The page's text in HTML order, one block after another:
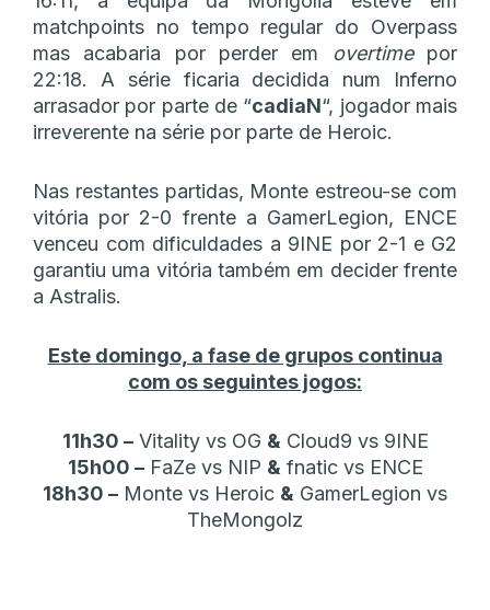
matchpoints no tempo regular do Overpass
mas acabaria por perder em
overtimepor
22:18. A série ficaria decidida num Inferno
arrasador por parte de “cadiaN“, jogador mais
irreverente na série por parte de Heroic.
Nas restantes partidas, Monte estreou-se com
vitória por 2-0 frente a GamerLegion, ENCE
venceu com dificuldades a 9INE por 2-1 e G2
garantiu uma vitória também em decider frente
a Astralis.
Este domingo, a fase de grupos continua
com os seguintes jogos:
11h30 –Vitality vs OG & Cloud9 vs 9INE
15h00 –FaZe vs NIP & fnatic vs ENCE
18h30 – Monte vs Heroic & GamerLegion vs
TheMongolz